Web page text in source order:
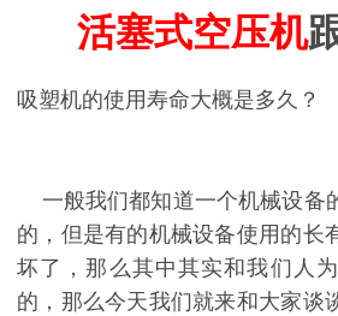
活塞式空压机
吸塑机的使用寿命大概是多久？
一般我们都知道一个机械设备
的，但是有的机械设备使用的长
坏了，那么其中其实和我们人
的，那么今天我们就来和大家谈